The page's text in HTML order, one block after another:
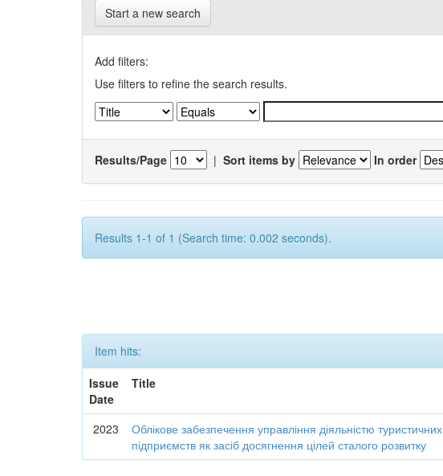
Start a new search
Add filters:
Use filters to refine the search results.
Results/Page | Sort items by In order
Results 1-1 of 1 (Search time: 0.002 seconds).
Item hits:
Issue
Date
Title
2023
Облікове забезпечення управління діяльністю туристичних
підприємств як засіб досягнення цілей сталого розвитку